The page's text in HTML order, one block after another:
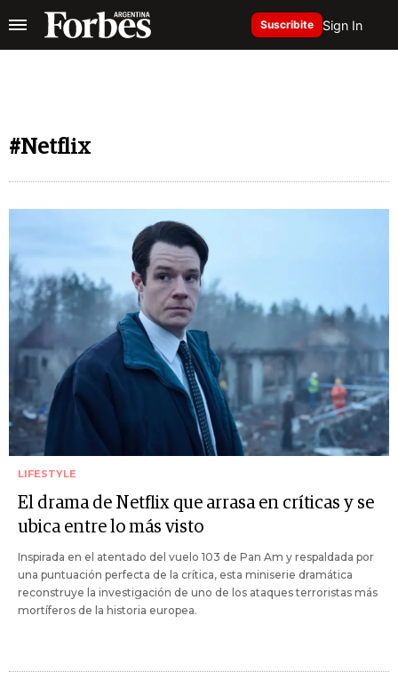
Suscribite Sign In
#Netflix
LIFESTYLE
El drama de Netflix que arrasa en críticas y se
ubica entre lo más visto
Inspirada en el atentado del vuelo 103 de Pan Am y respaldada por
una puntuación perfecta de la crítica, esta miniserie dramática
reconstruye la investigación de uno de los ataques terroristas más
mortíferos de la historia europea.